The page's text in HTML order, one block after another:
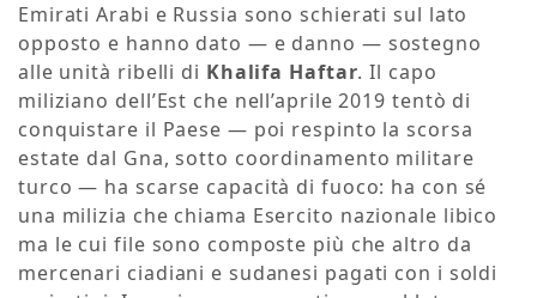
Emirati Arabi e Russia sono schierati sul lato
opposto e hanno dato — e danno — sostegno
alle unità ribelli di Khalifa Haftar. Il capo
miliziano dell’Est che nell’aprile 2019 tentò di
conquistare il Paese — poi respinto la scorsa
estate dal Gna, sotto coordinamento militare
turco — ha scarse capacità di fuoco: ha con sé
una milizia che chiama Esercito nazionale libico
ma le cui file sono composte più che altro da
mercenari ciadiani e sudanesi pagati con i soldi